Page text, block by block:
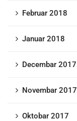
Februar 2018
Januar 2018
Decembar 2017
Novembar 2017
Oktobar 2017